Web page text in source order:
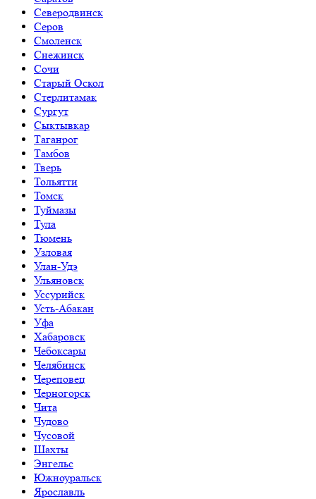
Северодвинск
Серов
Смоленск
Снежинск
Сочи
Старый Оскол
Стерлитамак
Сургут
Сыктывкар
Таганрог
Тамбов
Тверь
Тольятти
Томск
Туймазы
Тула
Тюмень
Узловая
Улан-Удэ
Ульяновск
Уссурийск
Усть-Абакан
Уфа
Хабаровск
Чебоксары
Челябинск
Череповец
Черногорск
Чита
Чудово
Чусовой
Шахты
Энгельс
Южноуральск
Ярославль